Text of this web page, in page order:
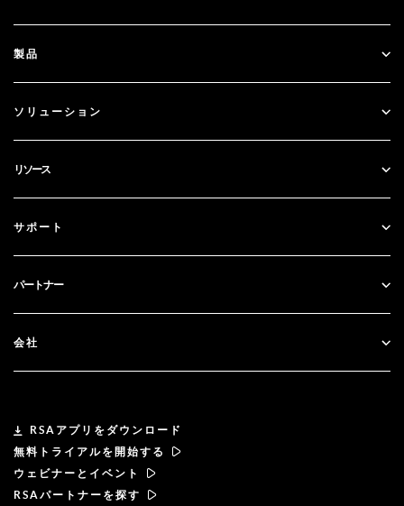
製品
SecurID
ソリューション
多要素認証
金融サービス
リソース
ブログ
ドキュメンテーション
サポート
カスタマー・サポート
パートナー
パートナーになる
会社
リーダーシップ
ニュース& プレス
RSAアプリをダウンロード
無料トライアルを開始する
ウェビナーとイベント
RSAパートナーを探す